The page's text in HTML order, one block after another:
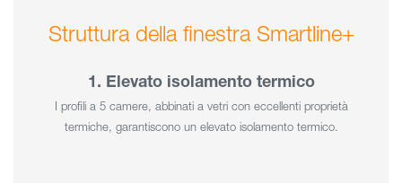
Struttura della finestra Smartline+
1. Elevato isolamento termico
I profili a 5 camere, abbinati a vetri con eccellenti proprietà
termiche, garantiscono un elevato isolamento termico.